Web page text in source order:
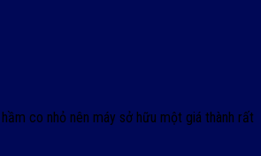
co nhỏ nên máy sở hữu một giá thành rất